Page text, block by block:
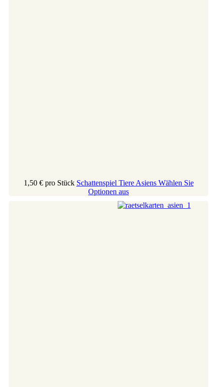
1,50 € pro Stück Schattenspiel Tiere Asiens Wählen Sie
Optionen aus